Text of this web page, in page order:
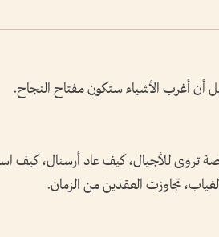
أن أغرب الأشياء ستكون مفتاح النجاح.
تروى للأجيال، كيف عاد أرسنال، كيف
تجاوزت العقدين من الزمان.